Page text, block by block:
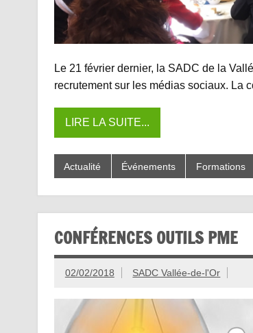
Le 21 février dernier, la SADC de la
recrutement sur les médias sociaux. La
LIRE LA SUITE...
Actualité Événements Formations
CONFÉRENCES OUTILS PME
02/02/2018 SADC Vallée-de-l'Or